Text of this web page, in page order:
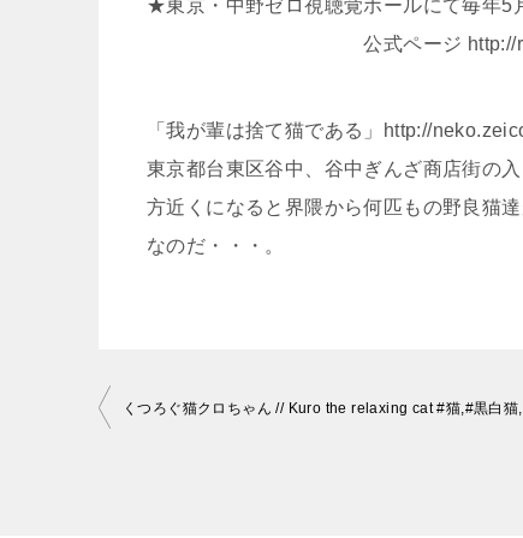
★東京・中野ゼロ視聴覚ホールにて毎年5
公式ページ http://
「我が輩は捨て猫である」http://
東京都台東区谷中、谷中ぎんざ商店街の
方近くになると界隈から何匹もの野良猫
なのだ・・・。
投